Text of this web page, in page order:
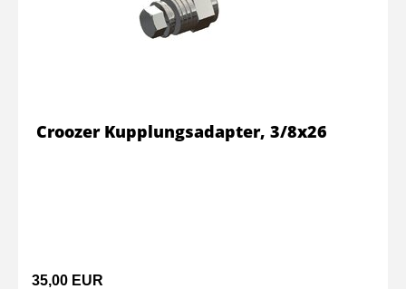
35,00 EUR
Croozer Kupplungsadapter, 3/8x26